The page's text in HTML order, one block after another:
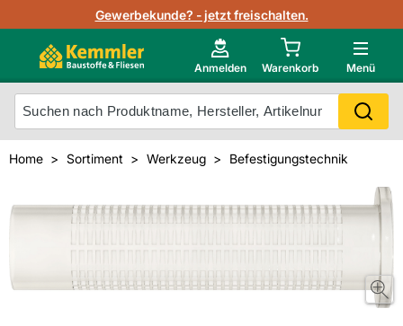
Gewerbekunde? - jetzt freischalten.
Anmelden Warenkorb Menü
Lagerbestand in Echtzeit
Nutzerverwaltung
Photovoltaik Konfigurator
Starker Service
Neu im Onlineshop?
Mein Konto
Kunden kauften auch
Home Sortiment Werkzeug Befestigungstechnik